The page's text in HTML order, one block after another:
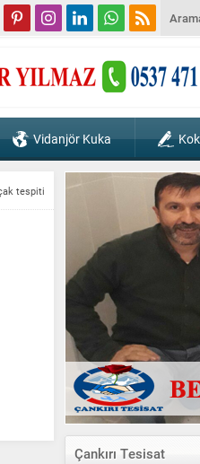
Vidanjör Kuka
tespiti
Çankırı Tesisat